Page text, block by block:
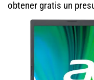
obtener gratis un